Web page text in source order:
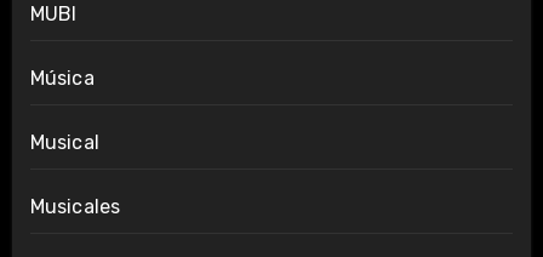
MUBI
Música
Musical
Musicales